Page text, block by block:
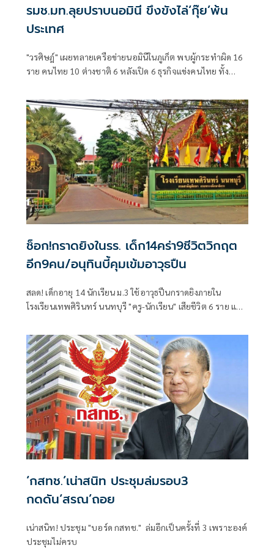
รมช.มท.ลุยปราบนอมินี ขึงขังไล่‘กุ๊ย’พ้น
ประเทศ
"วรศิษฎ์" เผยทลายเครือข่ายนอมินีในภูเก็ต พบผู้กระทำผิด 16
ราย คนไทย 10 ต่างชาติ 6 หลังเปิด 6 ธุรกิจแข่งคนไทย ทั้ง
ช็อก!กราดยิงในรร. เด็ก14คร่า9ชีวิตวิกฤต
อีก9คน/อนุทินบี้คุมเข้มอาวุธปืน
สลด! เด็กอายุ 14 นักเรียน ม.3 ใช้อาวุธปืนกราดยิงภายใน
โรงเรียนเทพศิรินทร์ นนทบุรี "ครู-นักเรียน" เสียชีวิต 6 ราย และ
‘กสทช.’เน่าสนิท ประชุมล่มรอบ3
กดดัน‘สรณ’ถอย
เน่าสนิท! ประชุม "บอร์ด กสทช." ล่มอีกเป็นครั้งที่ 3 เพราะองค์
ประชุมไม่ครบ